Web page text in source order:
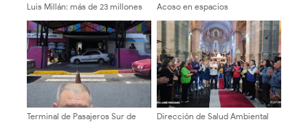
Luis Millán: más de 23 millones
sumida entre oscuridad y
huecos
Acoso en espacios
Facijup-ULA
Terminal de Pasajeros Sur de
Dirección de Salud Ambiental